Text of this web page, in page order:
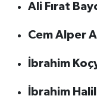
Ali Fırat
Cem Alper
İbrahim
İbrahim Halil